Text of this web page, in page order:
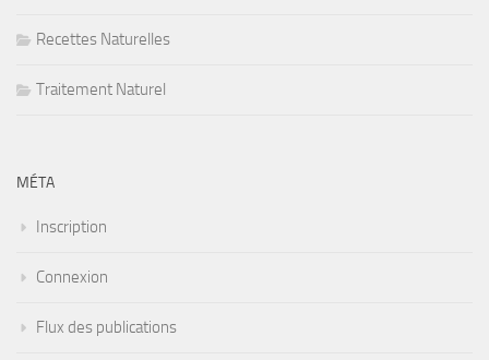
Recettes Naturelles
Traitement Naturel
MÉTA
Inscription
Connexion
Flux des publications